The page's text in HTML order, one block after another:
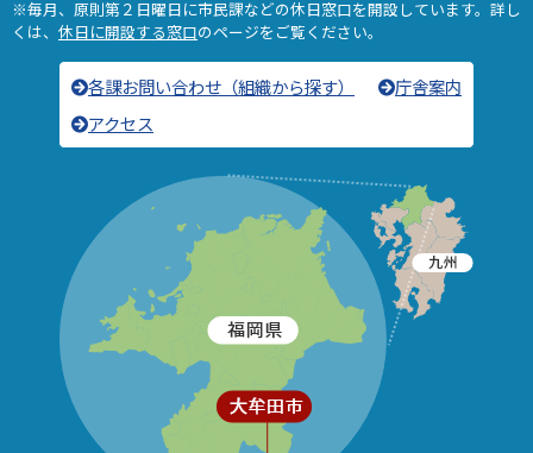
※毎月、原則第２日曜日に市民課などの休日窓口を開設しています。詳し
くは、 休日に開設する窓口のページをご覧ください。
各課お問い合わせ（組織から探す）
庁舎案内
アクセス